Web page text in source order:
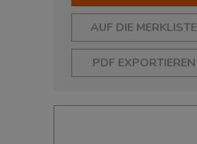
AUF DIE MERKLISTE
PDF EXPORTIEREN